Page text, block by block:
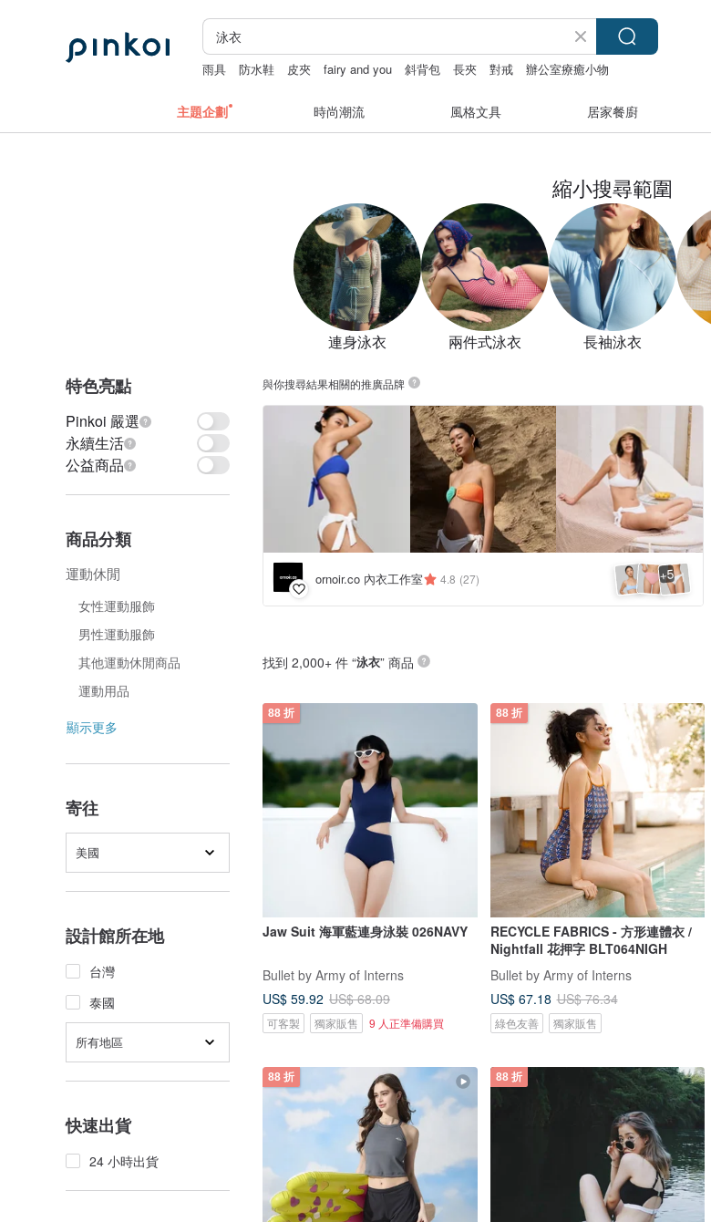
雨具 防水鞋 皮夾 fairy and you 斜背包 長夾 對戒 辦公室療癒小物
主題企劃 時尚潮流 風格文具 居家餐廚
縮小搜尋範圍
連身泳衣 兩件式泳衣 長袖泳衣
特色亮點
Pinkoi 嚴選
永續生活
公益商品
商品分類
運動休閒
女性運動服飾
男性運動服飾
其他運動休閒商品
運動用品
顯示更多
寄往
美國
設計館所在地
台灣
泰國
所有地區
快速出貨
24 小時出貨
與你搜尋結果相關的推廣品牌
ornoir.co 內衣工作室 4.8 (27) +5
找到 2,000+ 件 “泳衣” 商品
88 折
Jaw Suit 海軍藍連身泳裝 026NAVY
Bullet by Army of Interns
US$ 59.92 US$ 68.09
可客製 獨家販售 9 人正準備購買
88 折
RECYCLE FABRICS - 方形連體衣 /
Nightfall 花押字 BLT064NIGH
Bullet by Army of Interns
US$ 67.18 US$ 76.34
綠色友善 獨家販售
88 折 88 折